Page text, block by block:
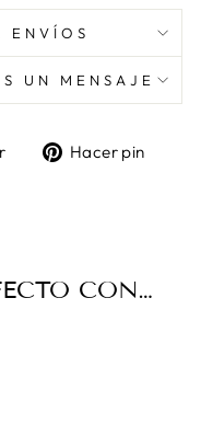
ENVÍOS
UN MENSAJE
TuitearHacer pin
CON…